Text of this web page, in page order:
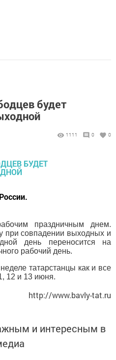
будет
1111 0 0
праздничным днем.
при совпадении выходных и
день переносится на
рабочий день.
татарстанцы как и все
12 и 13 июня.
http://www.bavly-tat.ru
и интересным в